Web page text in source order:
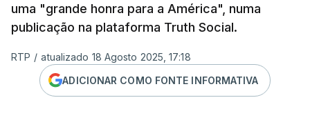
uma "grande honra para a América", numa
publicação na plataforma Truth Social.
RTP / atualizado 18 Agosto 2025, 17:18
ADICIONAR COMO FONTE INFORMATIVA